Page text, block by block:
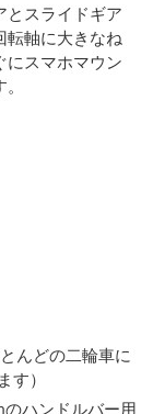
とスライドギア
転軸に大きなね
にスマホマウン
んどの二輪車に
す）
ハンドルバー用